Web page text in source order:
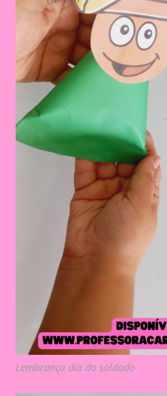
Lembrança dia do soldado